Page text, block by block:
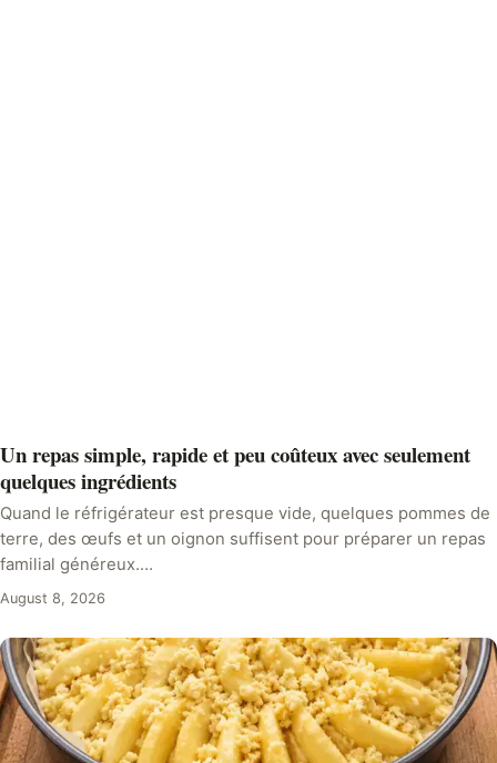
Un repas simple, rapide et peu coûteux avec seulement
quelques ingrédients
Quand le réfrigérateur est presque vide, quelques pommes de
terre, des œufs et un oignon suffisent pour préparer un repas
familial généreux.…
August 8, 2026